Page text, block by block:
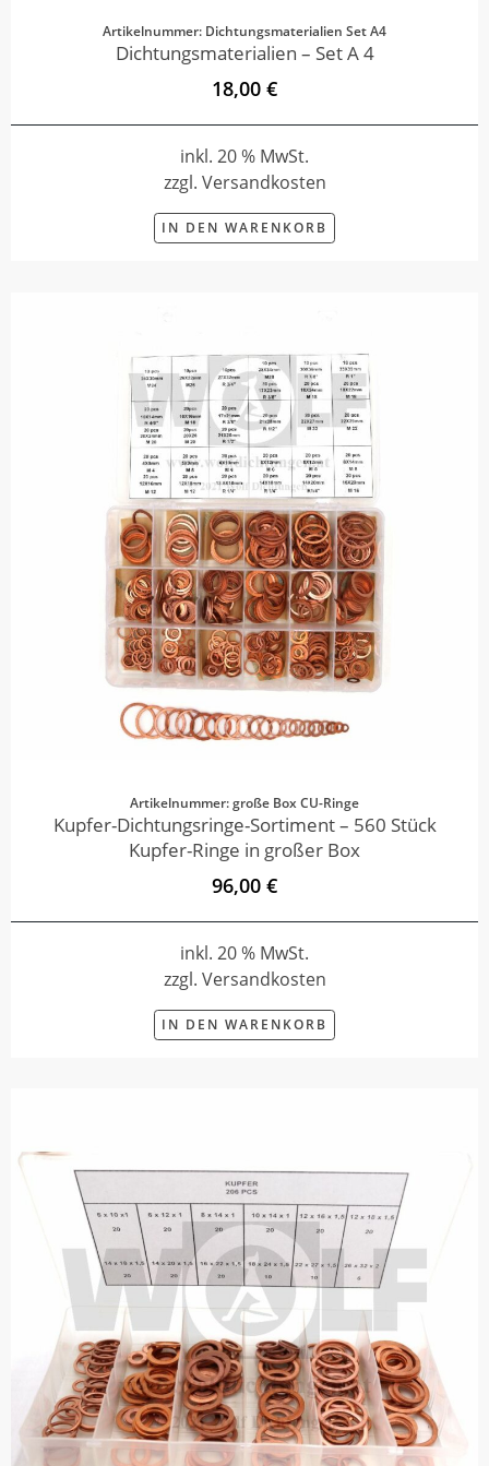
Artikelnummer: Dichtungsmaterialien Set A4
Dichtungsmaterialien – Set A 4
18,00 €
inkl. 20 % MwSt.
zzgl. Versandkosten
IN DEN WARENKORB
Artikelnummer: große Box CU-Ringe
Kupfer-Dichtungsringe-Sortiment – 560 Stück
Kupfer-Ringe in großer Box
96,00 €
inkl. 20 % MwSt.
zzgl. Versandkosten
IN DEN WARENKORB